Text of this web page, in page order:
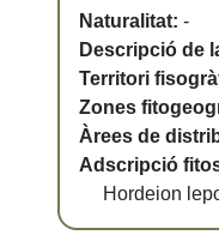
Naturalitat: -
Descripció de
Territori
Zones
Àrees de
Adscripció
Hordeion